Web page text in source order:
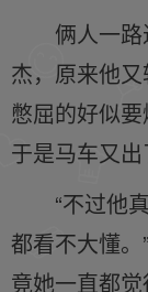
俩人一
杰，原来他
憋屈的好似要
于是马车又出
“不过他
都看不大懂
竟她一直都